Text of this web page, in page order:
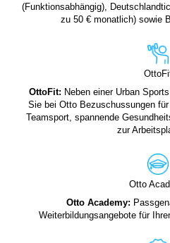
(Funktionsabhängig),
zu 50 € monatlich) sowie
OttoFit: Neben einer Urban
Sie bei Otto Bezuschussungen
Teamsport, spannende
zur
Otto
Otto Academy:
Weiterbildungsangebote für